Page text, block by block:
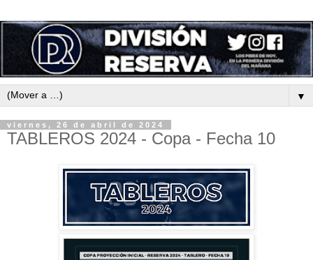
▼
viernes, 26 de abril de 2024
TABLEROS 2024 - Copa - Fecha 10